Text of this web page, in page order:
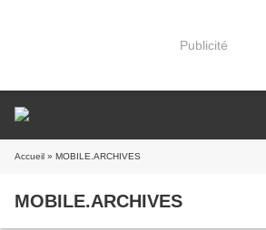
Publicité
Accueil » MOBILE.ARCHIVES
MOBILE.ARCHIVES